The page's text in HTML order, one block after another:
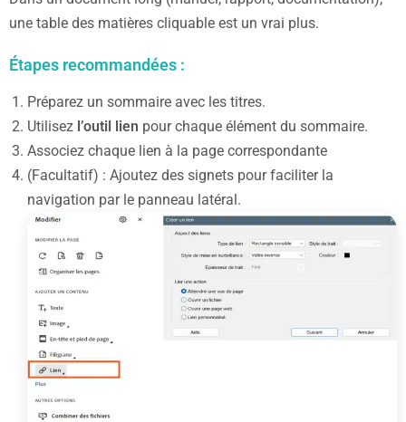
une table des matières cliquable est un vrai plus.
Étapes recommandées :
Préparez un sommaire avec les titres.
Utilisez l’outil lien pour chaque élément du sommaire.
Associez chaque lien à la page correspondante
(Facultatif) : Ajoutez des signets pour faciliter la
navigation par le panneau latéral.